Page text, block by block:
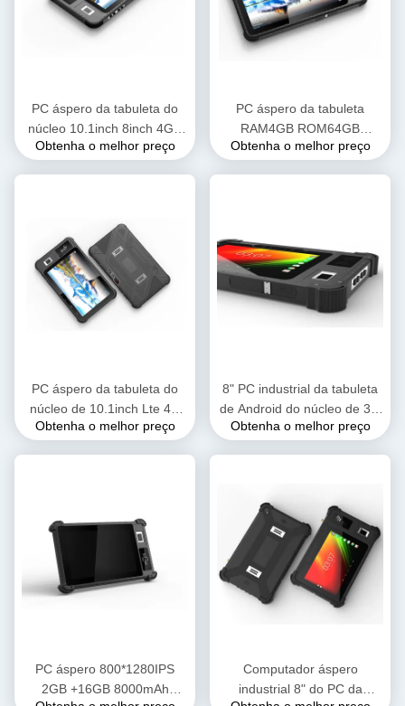
PC áspero da tabuleta do
núcleo 10.1inch 8inch 4GB
64GB LTE 4G de Octa com
Obtenha o melhor preço
PC áspero da tabuleta
RAM4GB ROM64GB
Android de Android 11 GMS
Obtenha o melhor preço
PC áspero da tabuleta do
núcleo de 10.1inch Lte 4G
Octa com a impressão digital
Obtenha o melhor preço
8" PC industrial da tabuleta
de Android do núcleo de 3G
4G LTE MTK6765 Octa com
Obtenha o melhor preço
PC áspero 800*1280IPS
2GB +16GB 8000mAh
Computador áspero
industrial 8" do PC da